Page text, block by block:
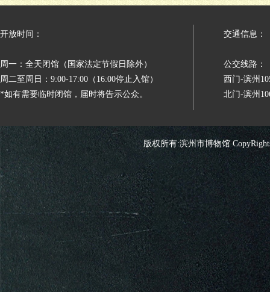
开放时间：
周一：全天闭馆（国家法定节假日除外）
周二至周日：9:00-17:00（16:00停止入馆）
*如有需要临时闭馆，届时将告示公众。
交通信息：
公交线路：
西门-滨州
北门-滨州
版权所有:滨州市博物馆